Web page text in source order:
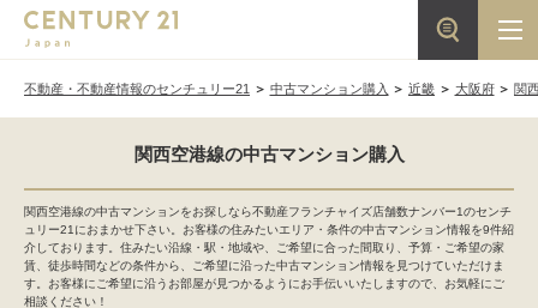
不動産・不動産情報のセンチュリー21 中古マンション購入 近畿 大阪府 関
関西空港線の中古マンション購入
関西空港線の中古マンションをお探しなら不動産フランチャイズ店舗数ナンバー1のセンチ
ュリー21におまかせ下さい。お客様の住みたいエリア・条件の中古マンション情報を9件紹
介しております。住みたい沿線・駅・地域や、ご希望に合った間取り、予算・ご希望の家
賃、徒歩時間などの条件から、ご希望に沿った中古マンション情報を見つけていただけま
す。お客様にご希望に沿うお部屋が見つかるようにお手伝いいたしますので、お気軽にご
相談ください！